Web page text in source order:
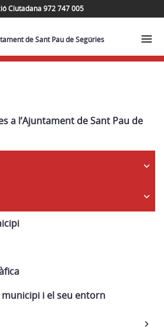
Ciutadana 972 747 005
de Sant Pau de Segúries
a l’Ajuntament de Sant Pau de
i el seu entorn